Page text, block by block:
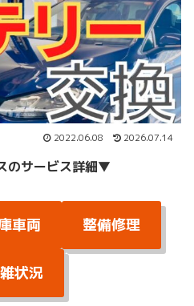
2022.06.08 2026.07.14
のサービス詳細▼
車両 整備修理
状況